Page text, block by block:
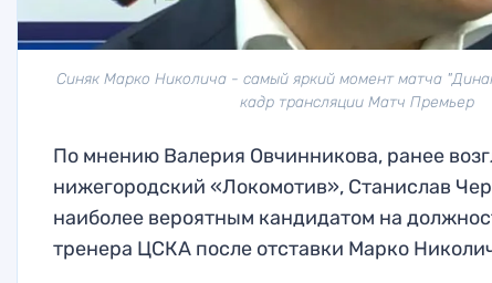
Синяк Марко Николича - самый яркий момент матча
кадр трансляции Матч Премьер
По мнению Валерия Овчинникова, ранее
нижегородский «Локомотив», Станислав
наиболее вероятным кандидатом на
тренера ЦСКА после отставки Марко